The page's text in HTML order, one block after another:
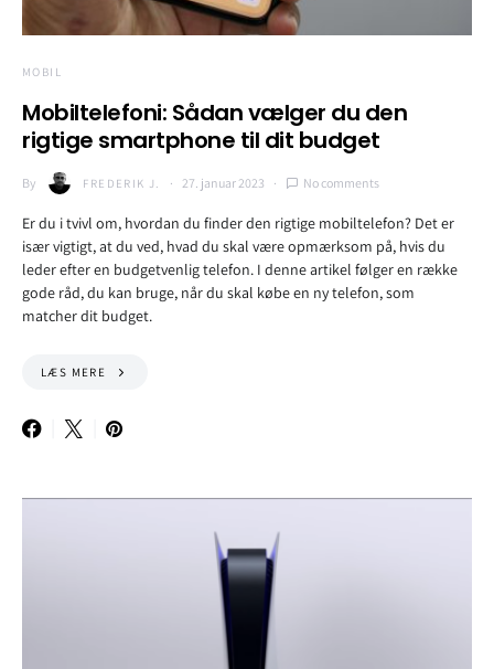
MOBIL
Mobiltelefoni: Sådan vælger du den
rigtige smartphone til dit budget
By FREDERIK J. 27. januar 2023 No comments
Er du i tvivl om, hvordan du finder den rigtige mobiltelefon? Det er
især vigtigt, at du ved, hvad du skal være opmærksom på, hvis du
leder efter en budgetvenlig telefon. I denne artikel følger en række
gode råd, du kan bruge, når du skal købe en ny telefon, som
matcher dit budget.
LÆS MERE